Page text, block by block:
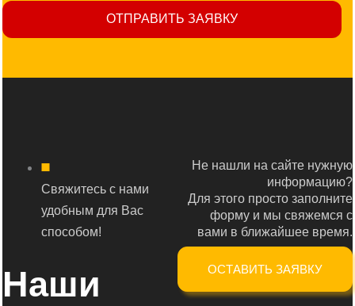
ОТПРАВИТЬ ЗАЯВКУ
Свяжитесь с нами
удобным для Вас
способом!
Наши
Не нашли на сайте нужную
информацию?
Для этого просто заполните
форму и мы свяжемся с
вами в ближайшее время.
ОСТАВИТЬ ЗАЯВКУ